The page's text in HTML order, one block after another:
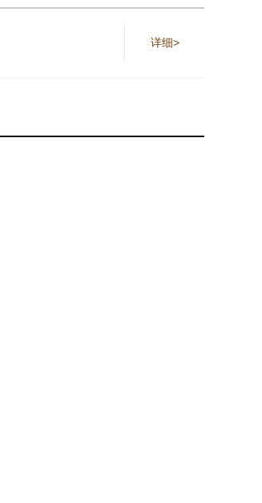
详细>